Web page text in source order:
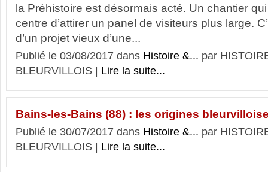
la Préhistoire est désormais acté. Un chantier
centre d’attirer un panel de visiteurs plus large.
d’un projet vieux d’une...
Publié le 03/08/2017 dans Histoire &... par
BLEURVILLOIS | Lire la suite...
Bains-les-Bains (88) : les origines
Publié le 30/07/2017 dans Histoire &... par
BLEURVILLOIS | Lire la suite...